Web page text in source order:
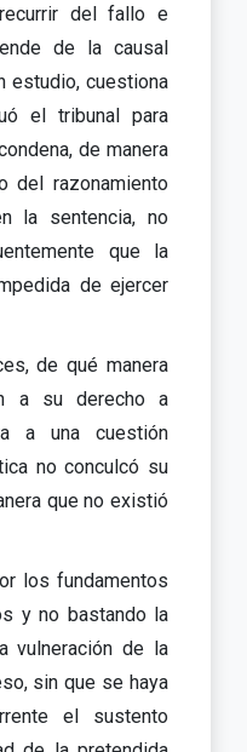
del fallo e
de la causal
estudio, cuestiona
el tribunal para
de manera
del razonamiento
la sentencia, no
que la
de ejercer
de qué manera
a su derecho a
a una cuestión
no conculcó su
que no existió
los fundamentos
y no bastando la
vulneración de la
sin que se haya
el sustento